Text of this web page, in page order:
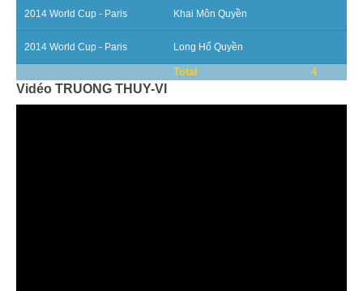
Médias
2014 World Cup - Paris Khai Môn Quyền
2014 World Cup - Paris Long Hổ Quyền
Total 4
Vidéo TRUONG THUY-VI